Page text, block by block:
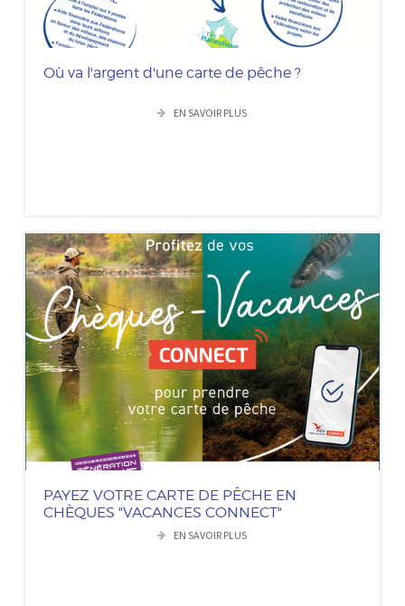
Où va l'argent d'une carte de pêche ?
EN SAVOIR PLUS
PAYEZ VOTRE CARTE DE PÊCHE EN
CHÈQUES "VACANCES CONNECT"
EN SAVOIR PLUS